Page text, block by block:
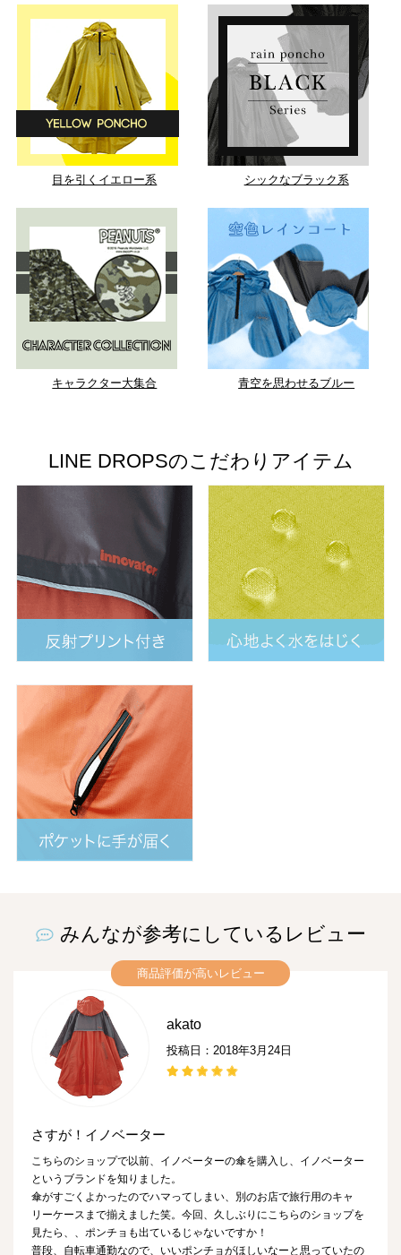
目を引くイエロー系 シックなブラック系
キャラクター大集合 青空を思わせるブルー
LINE DROPSのこだわりアイテム
みんなが参考にしているレビュー
商品評価が高いレビュー
akato
投稿日：2018年3月24日
さすが！イノベーター
こちらのショップで以前、イノベーターの傘を購入し、イノベーター
というブランドを知りました。
傘がすごくよかったのでハマってしまい、別のお店で旅行用のキャ
リーケースまで揃えました笑。今回、久しぶりにこちらのショップを
見たら、、ポンチョも出ているじゃないですか！
普段、自転車通勤なので、いいポンチョがほしいなーと思っていたの